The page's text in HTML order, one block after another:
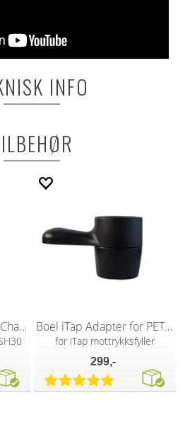
INFO
Boel iTap Adapter for Champagneflasker Boel iTap Adapter for PET flasker
for iTap mottrykksfyller
299,-